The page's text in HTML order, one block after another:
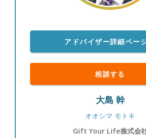
アドバイザー詳細ペー
相談する
大島 幹
オオシマ モトキ
Gift Your Life株式会